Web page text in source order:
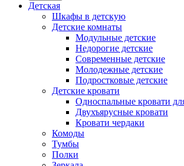
Детская
Шкафы в детскую
Детские комнаты
Модульные детские
Недорогие детские
Современные детские
Молодежные детские
Подростковые детские
Детские кровати
Односпальные кровати
Двухъярусные кровати
Кровати чердаки
Комоды
Тумбы
Полки